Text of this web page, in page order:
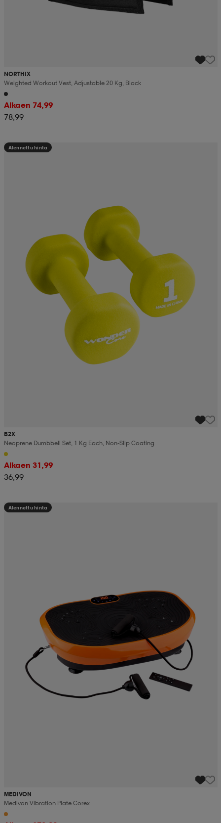
NORTHIX
Weighted Workout Vest, Adjustable 20 Kg, Black
Alkaen 74,99
78,99
Alennettu hinta
B2X
Neoprene Dumbbell Set, 1 Kg Each, Non-Slip Coating
Alkaen 31,99
36,99
Alennettu hinta
MEDIVON
Medivon Vibration Plate Corex